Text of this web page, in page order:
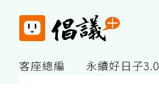
客座總編 永續好日子3.0